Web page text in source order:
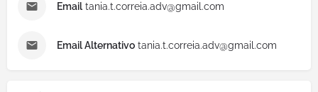
Emailtania.t.correia.adv@gmail.com
Email Alternativo tania.t.correia.adv@gmail.com